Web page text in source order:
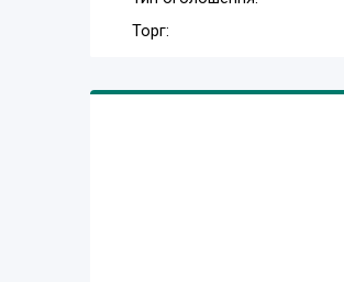
тел.: (062) 340-56-04
моб.: (099) 164 85 04.
Торг: